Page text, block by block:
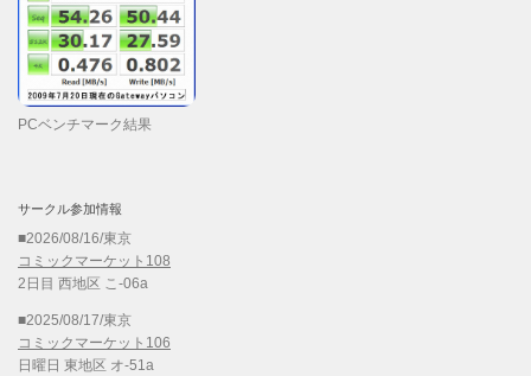
PCベンチマーク結果
サークル参加情報
■2026/08/16/東京
コミックマーケット108
2日目 西地区 こ-06a
■2025/08/17/東京
コミックマーケット106
日曜日 東地区 オ-51a